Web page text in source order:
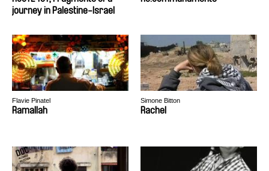
journey in Palestine-Israel
Flavie Pinatel
Ramallah
Simone Bitton
Rachel